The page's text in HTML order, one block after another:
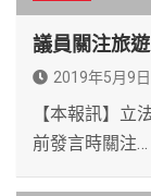
議員關注旅
2019年5月9日
【本報訊】立
前發言時關注…